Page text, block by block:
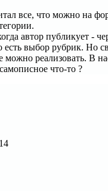
все, что можно на
автор публикует -
есть выбор рубрик. Но
можно реализовать. В
что-то ?